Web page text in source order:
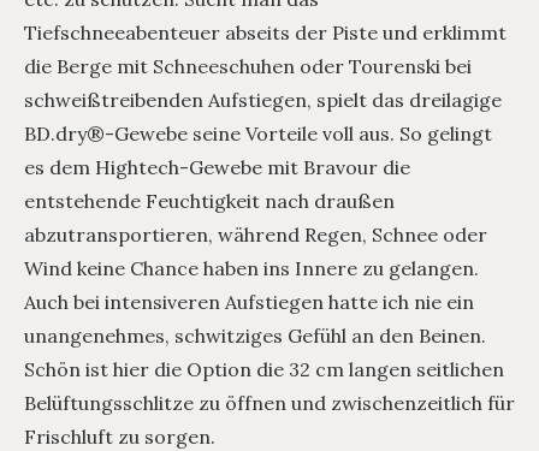
Tiefschneeabenteuer abseits der Piste und erklimmt
die Berge mit Schneeschuhen oder Tourenski bei
schweißtreibenden Aufstiegen, spielt das dreilagige
BD.dry®-Gewebe seine Vorteile voll aus. So gelingt
es dem Hightech-Gewebe mit Bravour die
entstehende Feuchtigkeit nach draußen
abzutransportieren, während Regen, Schnee oder
Wind keine Chance haben ins Innere zu gelangen.
Auch bei intensiveren Aufstiegen hatte ich nie ein
unangenehmes, schwitziges Gefühl an den Beinen.
Schön ist hier die Option die 32 cm langen seitlichen
Belüftungsschlitze zu öffnen und zwischenzeitlich für
Frischluft zu sorgen.